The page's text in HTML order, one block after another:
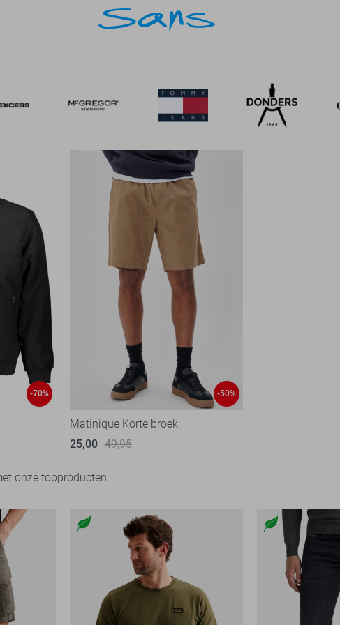
-70% -50%
Matinique Korte broek
25,00 49,95
onze topproducten